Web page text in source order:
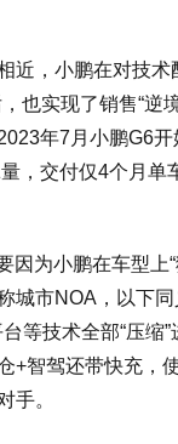
近，小鹏在对技术
也实现了销售“逆
年7月小鹏G6
，交付仅4个月单
因为小鹏在车型上
城市NOA，以下
等技术全部“压缩
+智驾还带快充，
手。